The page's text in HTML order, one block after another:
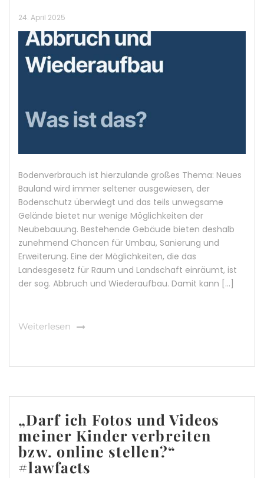
24. April 2025
Bodenverbrauch ist hierzulande großes Thema: Neues
Bauland wird immer seltener ausgewiesen, der
Bodenschutz überwiegt und das teils unwegsame
Gelände bietet nur wenige Möglichkeiten der
Neubebauung. Bestehende Gebäude bieten deshalb
zunehmend Chancen für Umbau, Sanierung und
Erweiterung. Eine der Möglichkeiten, die das
Landesgesetz für Raum und Landschaft einräumt, ist
der sog. Abbruch und Wiederaufbau. Damit kann […]
Weiterlesen
„Darf ich Fotos und Videos
meiner Kinder verbreiten
bzw. online stellen?“
#lawfacts